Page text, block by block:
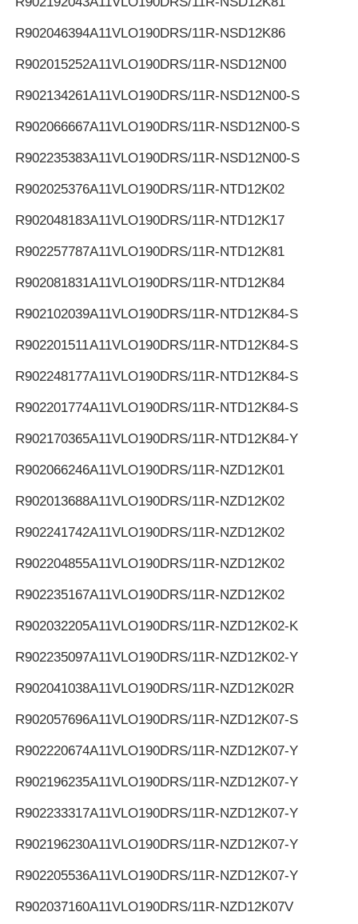
R902046394A11VLO190DRS/11R-NSD12K86
R902015252A11VLO190DRS/11R-NSD12N00
R902134261A11VLO190DRS/11R-NSD12N00-S
R902066667A11VLO190DRS/11R-NSD12N00-S
R902235383A11VLO190DRS/11R-NSD12N00-S
R902025376A11VLO190DRS/11R-NTD12K02
R902048183A11VLO190DRS/11R-NTD12K17
R902257787A11VLO190DRS/11R-NTD12K81
R902081831A11VLO190DRS/11R-NTD12K84
R902102039A11VLO190DRS/11R-NTD12K84-S
R902201511A11VLO190DRS/11R-NTD12K84-S
R902248177A11VLO190DRS/11R-NTD12K84-S
R902201774A11VLO190DRS/11R-NTD12K84-S
R902170365A11VLO190DRS/11R-NTD12K84-Y
R902066246A11VLO190DRS/11R-NZD12K01
R902013688A11VLO190DRS/11R-NZD12K02
R902241742A11VLO190DRS/11R-NZD12K02
R902204855A11VLO190DRS/11R-NZD12K02
R902235167A11VLO190DRS/11R-NZD12K02
R902032205A11VLO190DRS/11R-NZD12K02-K
R902235097A11VLO190DRS/11R-NZD12K02-Y
R902041038A11VLO190DRS/11R-NZD12K02R
R902057696A11VLO190DRS/11R-NZD12K07-S
R902220674A11VLO190DRS/11R-NZD12K07-Y
R902196235A11VLO190DRS/11R-NZD12K07-Y
R902233317A11VLO190DRS/11R-NZD12K07-Y
R902196230A11VLO190DRS/11R-NZD12K07-Y
R902205536A11VLO190DRS/11R-NZD12K07-Y
R902037160A11VLO190DRS/11R-NZD12K07V